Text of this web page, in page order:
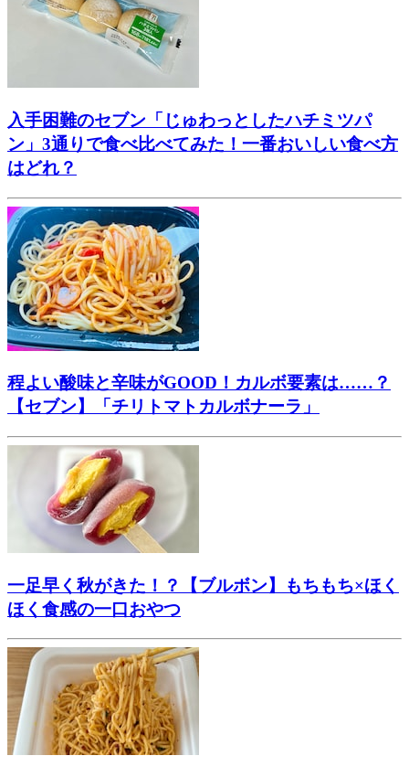
入手困難のセブン「じゅわっとしたハチミツパ
ン」3通りで食べ比べてみた！一番おいしい食べ方
はどれ？
程よい酸味と辛味がGOOD！カルボ要素は……？
【セブン】「チリトマトカルボナーラ」
一足早く秋がきた！？【ブルボン】もちもち×ほく
ほく食感の一口おやつ